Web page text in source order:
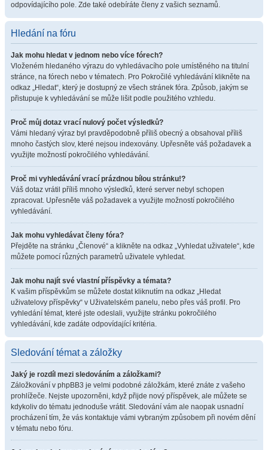
odpovídajícího pole. Zde také odebíráte členy z vašich seznamů.
Hledání na fóru
Jak mohu hledat v jednom nebo více fórech?
Vloženém hledaného výrazu do vyhledávacího pole umístěného na titulní
stránce, na fórech nebo v tématech. Pro Pokročilé vyhledávání klikněte na
odkaz „Hledat“, který je dostupný ze všech stránek fóra. Způsob, jakým se
přistupuje k vyhledávání se může lišit podle použitého vzhledu.
Proč můj dotaz vrací nulový počet výsledků?
Vámi hledaný výraz byl pravděpodobně příliš obecný a obsahoval příliš
mnoho častých slov, které nejsou indexovány. Upřesněte váš požadavek a
využijte možností pokročilého vyhledávání.
Proč mi vyhledávání vrací prázdnou bílou stránku!?
Váš dotaz vrátil příliš mnoho výsledků, které server nebyl schopen
zpracovat. Upřesněte váš požadavek a využijte možností pokročilého
vyhledávání.
Jak mohu vyhledávat členy fóra?
Přejděte na stránku „Členové“ a klikněte na odkaz „Vyhledat uživatele“, kde
můžete pomocí různých parametrů uživatele vyhledat.
Jak mohu najít své vlastní příspěvky a témata?
K vašim příspěvkům se můžete dostat kliknutím na odkaz „Hledat
uživatelovy příspěvky“ v Uživatelském panelu, nebo přes váš profil. Pro
vyhledání témat, které jste odeslali, využijte stránku pokročilého
vyhledávání, kde zadáte odpovídající kritéria.
Sledování témat a záložky
Jaký je rozdíl mezi sledováním a záložkami?
Záložkování v phpBB3 je velmi podobné záložkám, které znáte z vašeho
prohlížeče. Nejste upozorněni, když přijde nový příspěvek, ale můžete se
kdykoliv do tématu jednoduše vrátit. Sledování vám ale naopak usnadní
procházení tím, že vás kontaktuje vámi vybraným způsobem při novém dění
v tématu nebo fóru.